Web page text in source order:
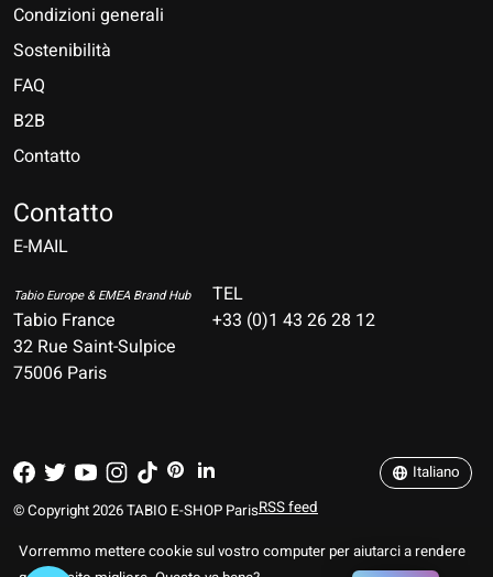
Condizioni generali
Sostenibilità
FAQ
B2B
Contatto
Contatto
E-MAIL
Tabio Europe & EMEA Brand Hub
Tabio France
32 Rue Saint-Sulpice
75006 Paris
TEL
+33 (0)1 43 26 28 12
© Copyright 2026 TABIO E-SHOP ParisRSS feed
Italiano
Español
Vorremmo mettere cookie sul vostro computer per aiutarci a rendere